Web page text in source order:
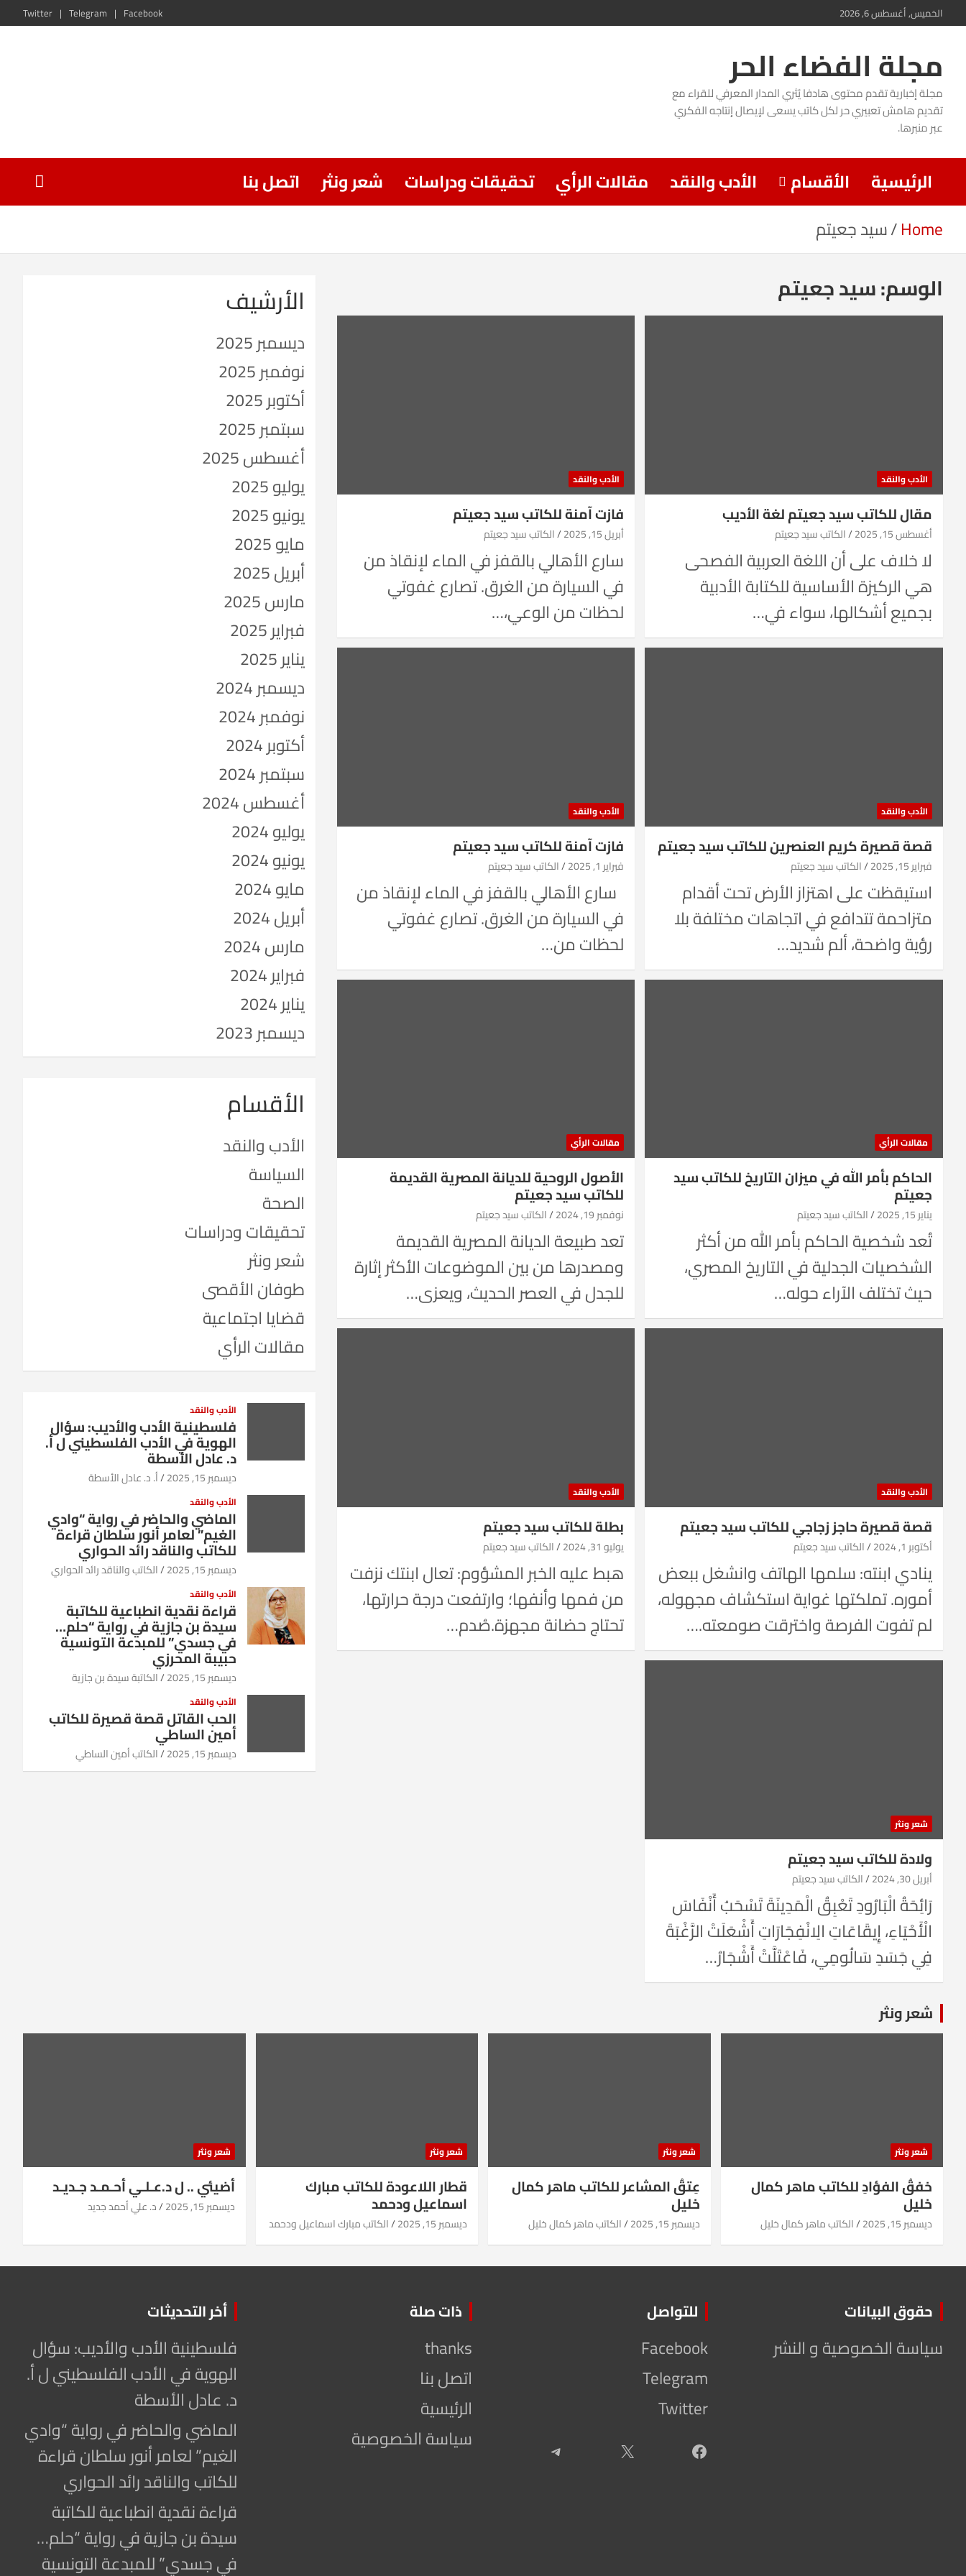
Skip
content
الخميس, أغسطس 6, 2026 Facebook
Telegram
Twitter
مجلة الفضاء الحر
مجلة إخبارية تقدم محتوى هادفا يُثري المدار المعرفي للقراء مع
تقديم هامش تعبيري حر لكل كاتب يسعى لإيصال إنتاجه الفكري
عبر منبرها.
الرئيسية الأقسام الأدب والنقد مقالات الرأي تحقيقات ودراسات شعر ونثر
اتصل بنا
Home سيد جعيتم
الوسم:سيد جعيتم
الأدب والنقد
مقال للكاتب سيد جعيتم لغة الأديب
أغسطس 15, 2025 الكاتب سيد جعيتم
لا خلاف على أن اللغة العربية الفصحى
هي الركيزة الأساسية للكتابة الأدبية
بجميع أشكالها، سواء في…
الأدب والنقد
فازت آمنة للكاتب سيد جعيتم
أبريل 15, 2025 الكاتب سيد جعيتم
سارع الأهالي بالقفز في الماء لإنقاذ من
في السيارة من الغرق. تصارع غفوتي
لحظات من الوعي،…
الأدب والنقد
قصة قصيرة كريم العنصرين للكاتب سيد جعيتم
فبراير 15, 2025 الكاتب سيد جعيتم
استيقظت على اهتزاز الأرض تحت أقدام
متزاحمة تتدافع في اتجاهات مختلفة بلا
رؤية واضحة، ألم شديد…
الأدب والنقد
فازت آمنة للكاتب سيد جعيتم
فبراير 1, 2025 الكاتب سيد جعيتم
سارع الأهالي بالقفز في الماء لإنقاذ من
في السيارة من الغرق. تصارع غفوتي
لحظات من…
مقالات الرأي
الحاكم بأمر الله في ميزان التاريخ للكاتب سيد
جعيتم
يناير 15, 2025 الكاتب سيد جعيتم
تُعد شخصية الحاكم بأمر الله من أكثر
الشخصيات الجدلية في التاريخ المصري،
حيث تختلف الآراء حوله…
مقالات الرأي
الأصول الروحية للديانة المصرية القديمة
للكاتب سيد جعيتم
نوفمبر 19, 2024 الكاتب سيد جعيتم
تعد طبيعة الديانة المصرية القديمة
ومصدرها من بين الموضوعات الأكثر إثارة
للجدل في العصر الحديث، ويعزى…
الأدب والنقد
قصة قصيرة حاجز زجاجي للكاتب سيد جعيتم
أكتوبر 1, 2024 الكاتب سيد جعيتم
ينادي ابنته: سلمها الهاتف وانشغل ببعض
أموره. تملكتها غواية استكشاف مجهوله،
لم تفوت الفرصة واخترقت صومعته.…
الأدب والنقد
بطلة للكاتب سيد جعيتم
يوليو 31, 2024 الكاتب سيد جعيتم
هبط عليه الخبر المشؤوم: تعال ابنتك نزفت
من فمها وأنفها؛ وارتفعت درجة حرارتها،
تحتاج حضانة مجهزة.صُدم…
شعر ونثر
ولادة للكاتب سيد جعيتم
أبريل 30, 2024 الكاتب سيد جعيتم
رَائِحَةُ الْبَارُودِ تَعْبِقُ الْمَدِينَةَ تَسْحَبُ أَنْفَاسَ
الْأَحْيَاءِ، إِيقَاعَاتِ الِانْفِجَارَاتِ أَشْعَلَتْ الرَّغْبَةَ
فِي جَسَدِ سَالُومِي، فَاعْتَلَّتْ أَشْجَارُ…
الأرشيف
ديسمبر 2025
نوفمبر 2025
أكتوبر 2025
سبتمبر 2025
أغسطس 2025
يوليو 2025
يونيو 2025
مايو 2025
أبريل 2025
مارس 2025
فبراير 2025
يناير 2025
ديسمبر 2024
نوفمبر 2024
أكتوبر 2024
سبتمبر 2024
أغسطس 2024
يوليو 2024
يونيو 2024
مايو 2024
أبريل 2024
مارس 2024
فبراير 2024
يناير 2024
ديسمبر 2023
الأقسام
الأدب والنقد
السياسة
الصحة
تحقيقات ودراسات
شعر ونثر
طوفان الأقصى
قضايا اجتماعية
مقالات الرأي
الأدب والنقد
فلسطينية الأدب والأديب: سؤال
الهوية في الأدب الفلسطيني ل أ.
د. عادل الأسطة
ديسمبر 15, 2025 أ. د. عادل الأسطة
الأدب والنقد
الماضي والحاضر في رواية “وادي
الغيم” لعامر أنور سلطان قراءة
للكاتب والناقد رائد الحواري
ديسمبر 15, 2025 الكاتب والناقد رائد الحواري
الأدب والنقد
قراءة نقدية انطباعية للكاتبة
سيدة بن جازية في رواية “حلم…
في جسدي” للمبدعة التونسية
حبيبة المحرزي
ديسمبر 15, 2025 الكاتبة سيدة بن جازية
الأدب والنقد
الحب القاتل قصة قصيرة للكاتب
أمين الساطي
ديسمبر 15, 2025 الكاتب أمين الساطي
شعر ونثر
شعر ونثر
خفقُ الفؤادِ للكاتب ماهر كمال
خليل
ديسمبر 15, 2025 الكاتب ماهر كمال خليل
شعر ونثر
عِتقُ المشاعر للكاتب ماهر كمال
خليل
ديسمبر 15, 2025 الكاتب ماهر كمال خليل
شعر ونثر
قطار اللاعودة للكاتب مبارك
اسماعيل ودحمد
ديسمبر 15, 2025 الكاتب مبارك اسماعيل ودحمد
شعر ونثر
أضيئي .. ل د.عـلـي أحـمـد جـديـد
ديسمبر 15, 2025 د. علي أحمد جديد
حقوق البيانات
سياسة الخصوصية و النشر
للتواصل
Facebook
Telegram
Twitter
Facebook
X
Telegram
ذات صلة
thanks
اتصل بنا
الرئيسية
سياسة الخصوصية
أخر التحديثات
فلسطينية الأدب والأديب: سؤال
الهوية في الأدب الفلسطيني ل أ.
د. عادل الأسطة
الماضي والحاضر في رواية “وادي
الغيم” لعامر أنور سلطان قراءة
للكاتب والناقد رائد الحواري
قراءة نقدية انطباعية للكاتبة
سيدة بن جازية في رواية “حلم…
في جسدي” للمبدعة التونسية